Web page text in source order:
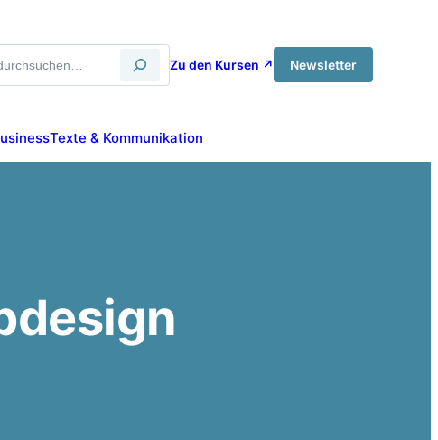
Zu den Kursen ↗ Newsletter
Texte & Kommunikation